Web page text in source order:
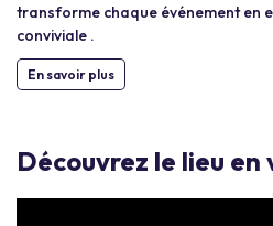
transforme chaque événement en
conviviale .
En savoir plus
Découvrez le lieu en